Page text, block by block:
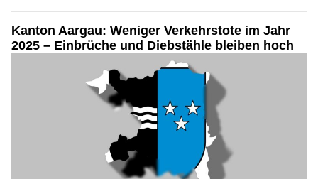
Kanton Aargau: Weniger Verkehrstote im Jahr
2025 – Einbrüche und Diebstähle bleiben hoch